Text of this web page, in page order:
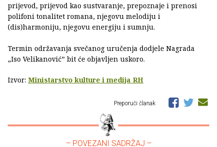
prijevod, prijevod kao sustvaranje, prepoznaje i prenosi
polifoni tonalitet romana, njegovu melodiju i
(dis)harmoniju, njegovu energiju i sumnju.
Termin održavanja svečanog uručenja dodjele Nagrada
„Iso Velikanović” bit će objavljen uskoro.
Izvor: Ministarstvo kulture i medija RH
Preporuči članak
– POVEZANI SADRŽAJ –